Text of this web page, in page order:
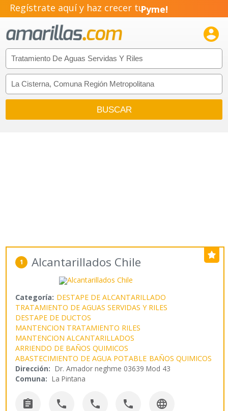
Regístrate aquí y haz crecer tuPyme!
Emprendimiento!

1 Alcantarillados Chile
Categoría: DESTAPE DE ALCANTARILLADO
TRATAMIENTO DE AGUAS SERVIDAS Y RILES
DESTAPE DE DUCTOS
MANTENCION TRATAMIENTO RILES
MANTENCION ALCANTARILLADOS
ARRIENDO DE BAÑOS QUIMICOS
ABASTECIMIENTO DE AGUA POTABLE BAÑOS QUIMICOS
Dirección: Dr. Amador neghme 03639 Mod 43
Comuna: La Pintana
    